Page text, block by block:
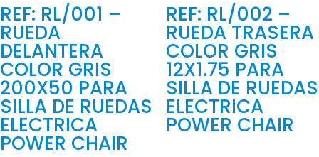
REF: RL/001 –
RUEDA
DELANTERA
COLOR GRIS
200X50 PARA
SILLA DE RUEDAS
ELECTRICA
POWER CHAIR
REF: RL/002 –
RUEDA TRASERA
COLOR GRIS
12X1.75 PARA
SILLA DE RUEDAS
ELECTRICA
POWER CHAIR